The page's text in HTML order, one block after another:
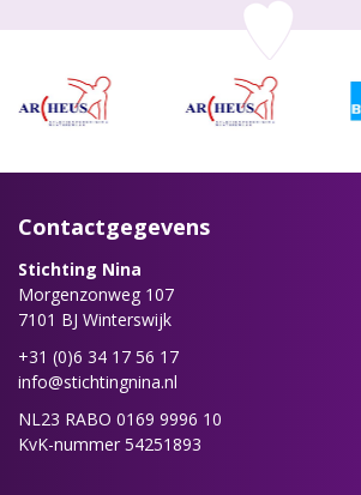
Contactgegevens
Stichting Nina
Morgenzonweg 107
7101 BJ Winterswijk
+31 (0)6 34 17 56 17
info@stichtingnina.nl
NL23 RABO 0169 9996 10
KvK-nummer 54251893